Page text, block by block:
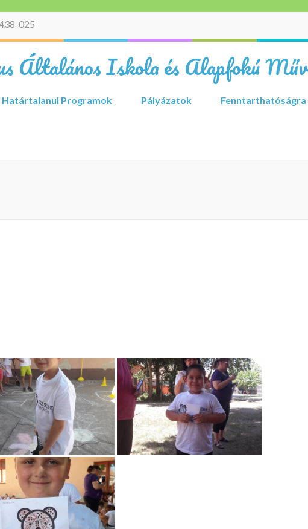
025
Általános Iskola és Alapfokú
Határtalanul Programok Pályázatok Fenntarthatóságra